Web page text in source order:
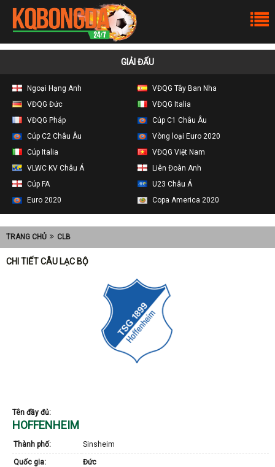
GIẢI ĐẤU
Ngoại Hạng Anh
VĐQG Tây Ban Nha
VĐQG Đức
VĐQG Italia
VĐQG Pháp
Cúp C1 Châu Âu
Cúp C2 Châu Âu
Vòng loại Euro 2020
Cúp Italia
VĐQG Việt Nam
VLWC KV Châu Á
Liên Đoàn Anh
Cúp FA
U23 Châu Á
Euro 2020
Copa America 2020
TRANG CHỦ CLB
CHI TIẾT CÂU LẠC BỘ
Tên đầy đủ:
HOFFENHEIM
Thành phố: Sinsheim
Quốc gia: Đức